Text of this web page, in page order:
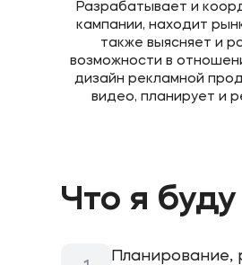
Разрабатывает и
кампании, находит
также выясняет и
возможности в
дизайн рекламной
видео, планирует и
Что я
Планирование,